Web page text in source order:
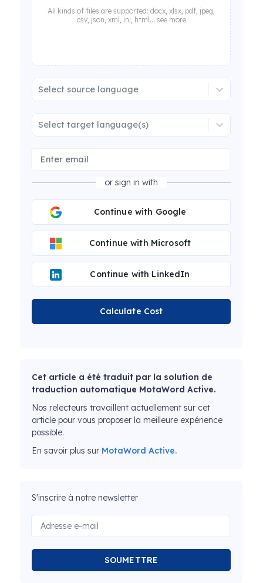
All kinds of files are supported: docx, xlsx, pdf, jpeg,
csv, json, xml, ini, html... see more
Select source language
Select target language(s)
or sign in with
Continue with Google
Continue with Microsoft
Continue with LinkedIn
Calculate Cost
Cet article a été traduit par la solution de
traduction automatique MotaWord Active.
Nos relecteurs travaillent actuellement sur cet
article pour vous proposer la meilleure expérience
possible.
En savoir plus sur MotaWord Active.
S'inscrire à notre newsletter
SOUMETTRE